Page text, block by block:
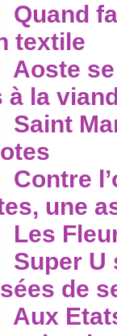
Quand
textile
Aoste
la
Saint
Contre
une
Les
Super U
de
Aux